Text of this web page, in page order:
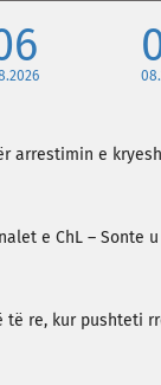
arrestimin e
e ChL – Sonte
të re, kur pushteti